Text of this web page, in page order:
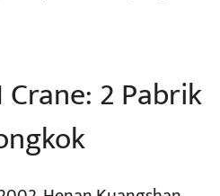
Crane: 2 Pabrik